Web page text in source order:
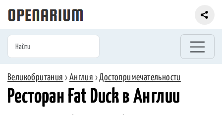
Великобритания › Англия ›Достопримечательности
Ресторан Fat Duck в Англии